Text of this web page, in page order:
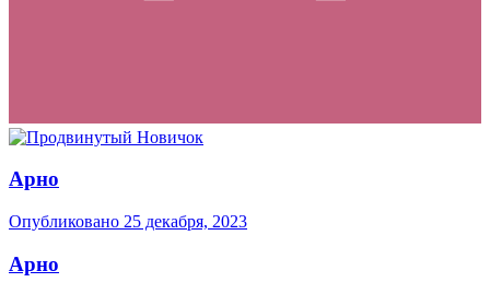
Арно
Опубликовано 25 декабря, 2023
Арно